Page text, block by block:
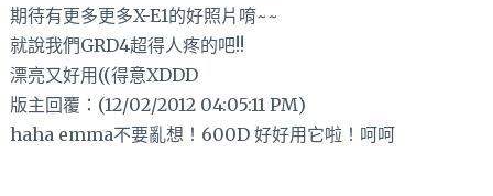
期待有更多更多X-E1的好照片唷~~
就說我們GRD4超得人疼的吧!!
漂亮又好用((得意XDDD
版主回覆：(12/02/2012 04:05:11 PM)
haha emma不要亂想！600D 好好用它啦！呵呵